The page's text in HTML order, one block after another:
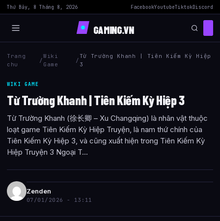
Thứ Bảy, 8 Tháng 8, 2026 FacebookYoutubeTiktokDiscord
GAMING.VN
Trang
chu
/
Wiki
Game
/
Từ Trường Khanh | Tiên Kiếm Kỳ Hiệp
3
WIKI GAME
Từ Trường Khanh | Tiên Kiếm Kỳ Hiệp 3
Từ Trường Khanh (徐长卿 – Xu Changqing) là nhân vật thuộc
loạt game Tiên Kiếm Kỳ Hiệp Truyện, là nam thứ chính của
Tiên Kiếm Kỳ Hiệp 3, và cũng xuất hiện trong Tiên Kiếm Kỳ
Hiệp Truyện 3 Ngoại T...
Zenden
07/01/2026 - 13:11